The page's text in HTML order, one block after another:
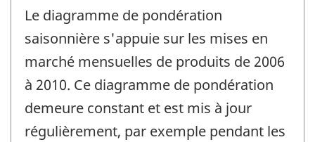
Le diagramme de pondération
saisonnière s'appuie sur les mises en
marché mensuelles de produits de 2006
à 2010. Ce diagramme de pondération
demeure constant et est mis à jour
régulièrement, par exemple pendant les